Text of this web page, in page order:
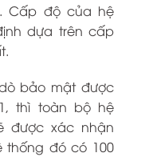
Cấp độ của hệ
dựa trên cấp
bảo mật được
thì toàn bộ hệ
được xác nhận
thống đó có 100